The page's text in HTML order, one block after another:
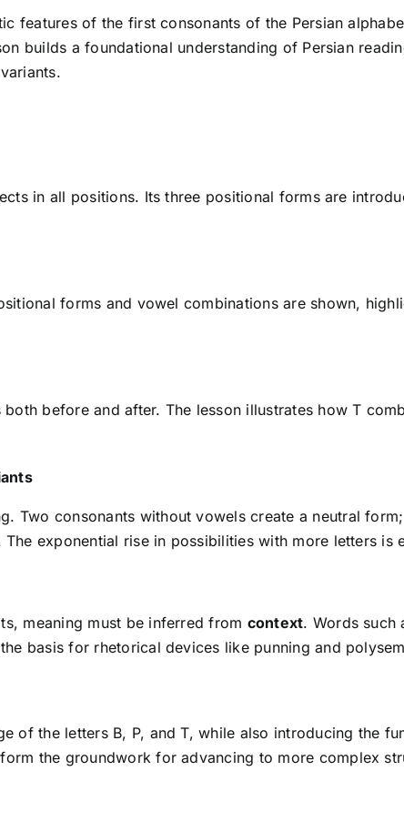
features of the first consonants of the Persian
builds a foundational understanding of Persian
in all positions. Its three positional forms are
forms and vowel combinations are shown,
before and after. The lesson illustrates how T
Two consonants without vowels create a neutral
exponential rise in possibilities with more letters is
meaning must be inferred from context. Words such
basis for rhetorical devices like punning and
of the letters B, P, and T, while also introducing the
the groundwork for advancing to more complex